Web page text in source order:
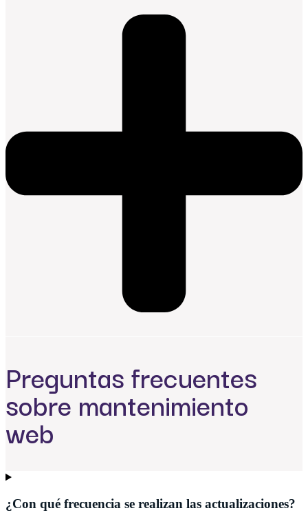
Preguntas frecuentes
sobre mantenimiento
web
¿Con qué frecuencia se realizan las actualizaciones?